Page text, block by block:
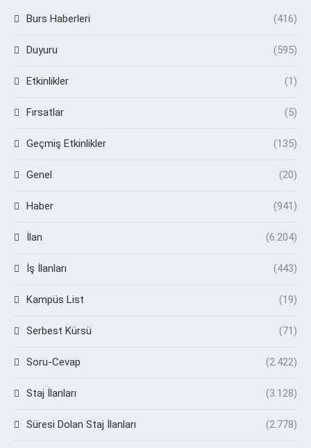
Burs Haberleri (416)
Duyuru (595)
Etkinlikler (1)
Fırsatlar (5)
Geçmiş Etkinlikler (135)
Genel (20)
Haber (941)
İlan (6.204)
İş İlanları (443)
Kampüs List (19)
Serbest Kürsü (71)
Soru-Cevap (2.422)
Staj İlanları (3.128)
Süresi Dolan Staj İlanları (2.778)